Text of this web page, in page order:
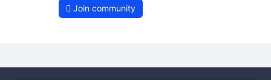
Join community